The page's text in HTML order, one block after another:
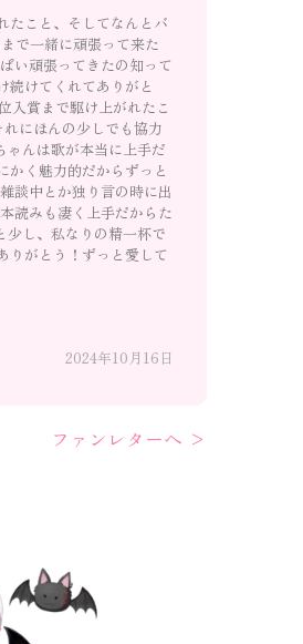
たこと、そしてなんとバ
で一緒に頑張って来た
い頑張ってきたの知って
続けてくれてありがと
賞まで駆け上がれたこ
にほんの少しでも協力
んは歌が本当に上手だ
かく魅力的だからずっと
談中とか独り言の時に出
読みも凄く上手だからた
し、私なりの精一杯で
りがとう！ずっと愛して
2024年10月16日
ファンレターへ >